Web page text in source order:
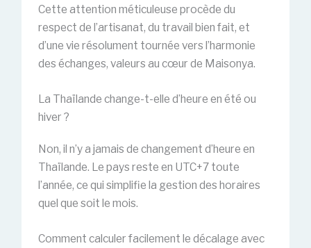
Cette attention méticuleuse procède du
respect de l’artisanat, du travail bien fait, et
d’une vie résolument tournée vers l’harmonie
des échanges, valeurs au cœur de Maisonya.
La Thaïlande change-t-elle d’heure en été ou
hiver ?
Non, il n’y a jamais de changement d’heure en
Thaïlande. Le pays reste en UTC+7 toute
l’année, ce qui simplifie la gestion des horaires
quel que soit le mois.
Comment calculer facilement le décalage avec